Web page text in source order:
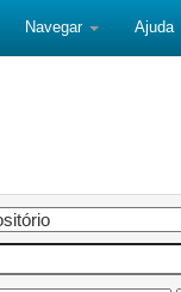
Navegar Ajuda